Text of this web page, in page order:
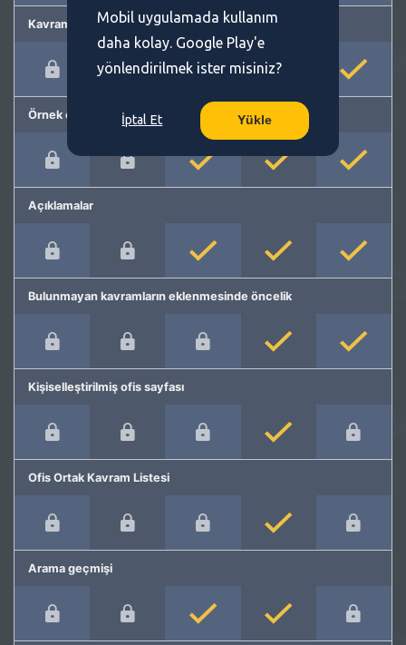
Kavram önerme
Örnek cümleler
Açıklamalar
Bulunmayan kavramların eklenmesinde öncelik
Kişiselleştirilmiş ofis sayfası
Ofis Ortak Kavram Listesi
Arama geçmişi
Mobil uygulamada kullanım
daha kolay. Google Play'e
yönlendirilmek ister misiniz?
İptal Et Yükle